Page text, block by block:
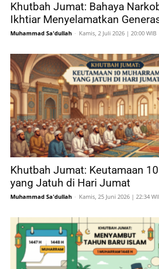
Khutbah Jumat: Bahaya
Ikhtiar Menyelamatkan
Muhammad Sa'dullah - Kamis, 2 Juli 2026 | 20:00 WIB
Khutbah Jumat: Keutamaan
yang Jatuh di Hari Jumat
Muhammad Sa'dullah - Kamis, 25 Juni 2026 | 22:34